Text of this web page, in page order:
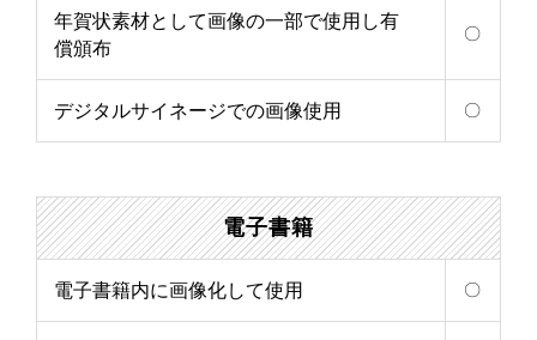
年賀状素材として画像の一部で使用し有
償頒布
〇
デジタルサイネージでの画像使用 〇
電子書籍
電子書籍内に画像化して使用 〇